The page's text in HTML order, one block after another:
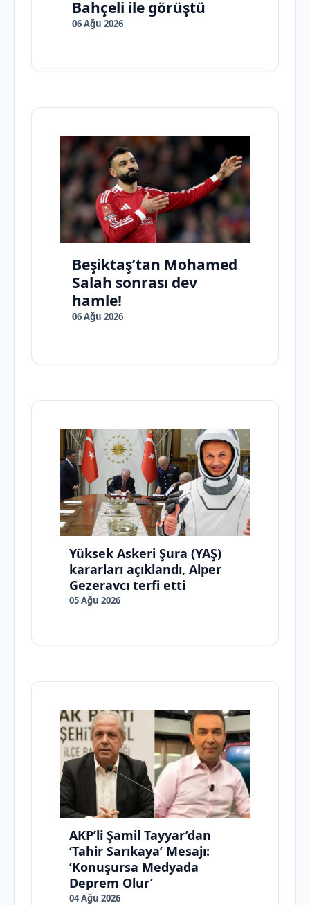
Bahçeli ile görüştü
06 Ağu 2026
Beşiktaş’tan Mohamed
Salah sonrası dev
hamle!
06 Ağu 2026
Yüksek Askeri Şura (YAŞ)
kararları açıklandı, Alper
Gezeravcı terfi etti
05 Ağu 2026
AKP’li Şamil Tayyar’dan
‘Tahir Sarıkaya’ Mesajı:
‘Konuşursa Medyada
Deprem Olur’
04 Ağu 2026